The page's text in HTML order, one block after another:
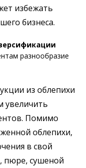
избежать
бизнеса.
разнообразие
из облепихи
увеличить
Помимо
облепихи,
в свой
пюре, сушеной